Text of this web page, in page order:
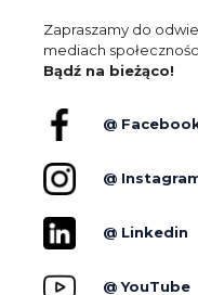
Zapraszamy do
mediach
Bądź na bieżąco!
@
@
@ Linkedin
@ YouTube